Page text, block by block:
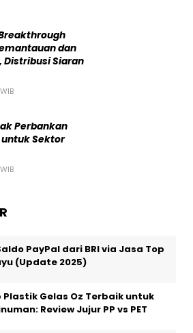
dan
Distribusi Siaran
Perbankan
Sektor
PayPal dari BRI via Jasa Top
(Update 2025)
Plastik Gelas Oz Terbaik untuk
Review Jujur PP vs PET